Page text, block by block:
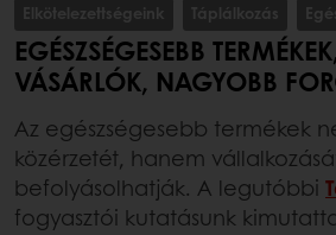
Elkötelezettségeink Táplálkozás
EGÉSZSÉGESEBB
VÁSÁRLÓK, NAGYOBB
Az egészségesebb termékek
közérzetét, hanem
befolyásolhatják. A legutóbbi
fogyasztói kutatásunk